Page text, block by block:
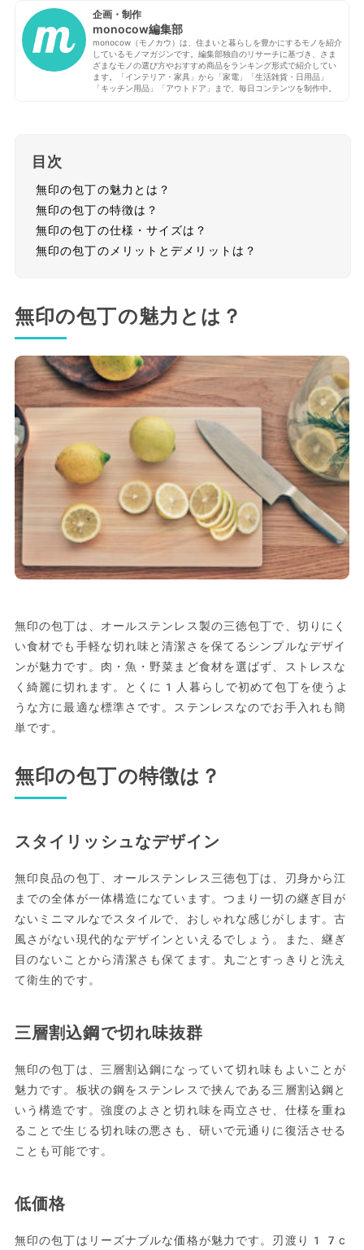
企画・制作
monocow編集部
monocow（モノカウ）は、住まいと暮らしを豊かにするモノを紹介
しているモノマガジンです。編集部独自のリサーチに基づき、さま
ざまなモノの選び方やおすすめ商品をランキング形式で紹介してい
ます。「インテリア・家具」から「家電」「生活雑貨・日用品」
「キッチン用品」「アウトドア」まで、毎日コンテンツを制作中。
目次
無印の包丁の魅力とは？
無印の包丁の特徴は？
無印の包丁の仕様・サイズは？
無印の包丁のメリットとデメリットは？
無印の包丁の魅力とは？
無印の包丁は、オールステンレス製の三徳包丁で、切りにく
い食材でも手軽な切れ味と清潔さを保てるシンプルなデザイ
ンが魅力です。肉・魚・野菜まど食材を選ばず、ストレスな
く綺麗に切れます。とくに1人暮らしで初めて包丁を使うよ
うな方に最適な標準さです。ステンレスなのでお手入れも簡
単です。
無印の包丁の特徴は？
スタイリッシュなデザイン
無印良品の包丁、オールステンレス三徳包丁は、刃身から江
までの全体が一体構造になています。つまり一切の継ぎ目が
ないミニマルなでスタイルで、おしゃれな感じがします。古
風さがない現代的なデザインといえるでしょう。また、継ぎ
目のないことから清潔さも保てます。丸ごとすっきりと洗え
て衛生的です。
三層割込鋼で切れ味抜群
無印の包丁は、三層割込鋼になっていて切れ味もよいことが
魅力です。板状の鋼をステンレスで挟んである三層割込鋼と
いう構造です。強度のよさと切れ味を両立させ、仕様を重ね
ることで生じる切れ味の悪さも、研いで元通りに復活させる
ことも可能です。
低価格
無印の包丁はリーズナブルな価格が魅力です。刃渡り17c